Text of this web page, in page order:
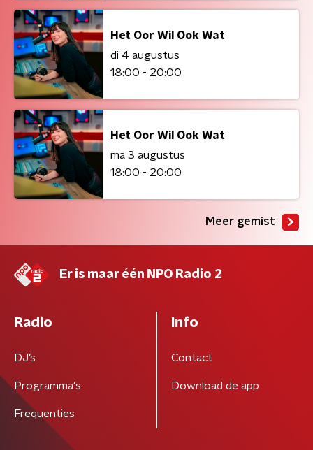
Het Oor Wil Ook Wat
di 4 augustus
18:00 - 20:00
Het Oor Wil Ook Wat
ma 3 augustus
18:00 - 20:00
Meer gemist
Er is maar één NPO Radio 2
Radio
DJ’s
Programma's
Frequenties
Info
Contact
Download de app